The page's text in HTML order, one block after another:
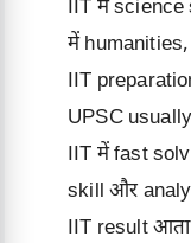
IIT में science
में
IIT
UPSC
IIT में fast
skill और
IIT result आता